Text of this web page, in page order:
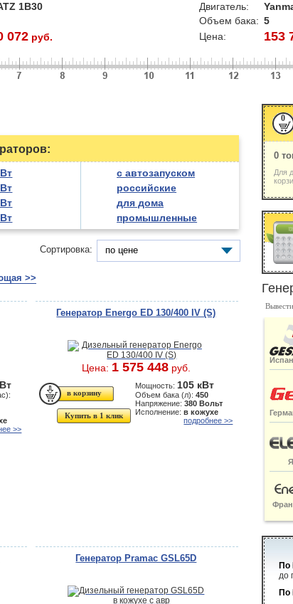
1B30
072 руб.
Двигатель:
Объем бака: 5
Цена:
153
с автозапуском
российские
для дома
промышленные
Сортировка: по цене
>>
>>
Генератор Energo ED 130/400 IV (S)
Цена: 1 575 448руб.
Купить в 1 клик
Мощность: 105 кВт
Объем бака (л):450
Напряжение:380 Вольт
Исполнение:в кожухе
подробнее >>
Генератор Pramac GSL65D
0
0
Для
По
до
По